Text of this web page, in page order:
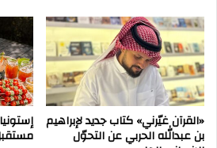
«القرآن غيّرني» كتاب جديد لإبراهيم
بن عبدالله الحربي عن التحوّل